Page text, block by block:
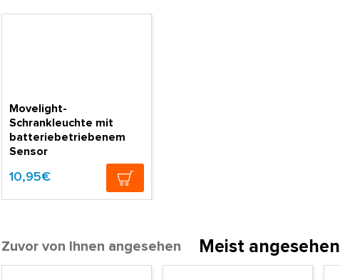
Movelight-
Schrankleuchte mit
batteriebetriebenem
Sensor
10,95€
Zuvor von Ihnen angesehen Meist angesehen